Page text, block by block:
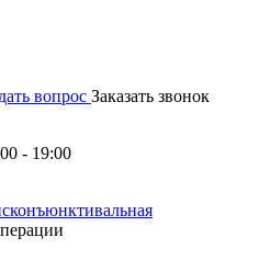
вопрос Заказать звонок
- 19:00